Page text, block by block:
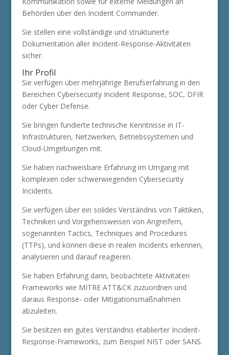
Behörden über den Incident Commander.
Sie stellen eine vollständige und strukturierte
Dokumentation aller Incident-Response-Aktivitäten
sicher.
Ihr Profil
Sie verfügen über mehrjährige Berufserfahrung in den
Bereichen Cybersecurity Incident Response, SOC, DFIR
oder Cyber Defense.
Sie bringen fundierte technische Kenntnisse in IT-
Infrastrukturen, Netzwerken, Betriebssystemen und
Cloud-Umgebungen mit.
Sie haben nachweisbare Erfahrung im Umgang mit
komplexen oder schwerwiegenden Cybersecurity
Incidents.
Sie verfügen über ein solides Verständnis von Taktiken,
Techniken und Vorgehensweisen von Angreifern,
sogenannten Tactics, Techniques and Procedures
(TTPs), und können diese in realen Incidents erkennen,
analysieren und darauf reagieren.
Sie haben Erfahrung darin, beobachtete Aktivitäten
Frameworks wie MITRE ATT&CK zuzuordnen und
daraus Response- oder Mitigationsmaßnahmen
abzuleiten.
Sie besitzen ein gutes Verständnis etablierter Incident-
Response-Frameworks, zum Beispiel NIST oder SANS.